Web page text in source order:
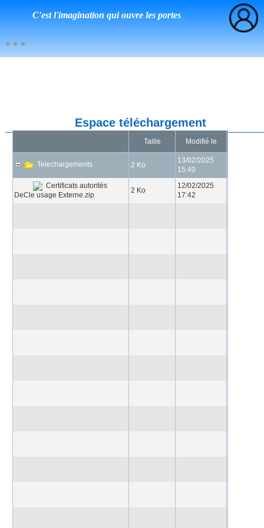
C'est l'imagination qui ouvre les portes
Espace téléchargement
Taille Modifié le
Telechargements 2 Ko
13/02/2025
15:40
Certificats autorités
DeCle usage Externe.zip
2 Ko
12/02/2025
17:42